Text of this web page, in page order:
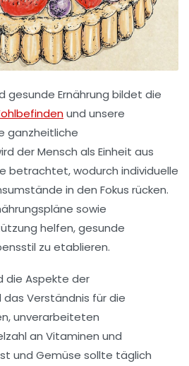
gesunde Ernährung bildet die
und unsere
ganzheitliche
der Mensch als Einheit aus
betrachtet, wodurch individuelle
in den Fokus rücken.
sowie
helfen, gesunde
zu etablieren.
die Aspekte der
das Verständnis für die
unverarbeiteten
an Vitaminen und
und Gemüse sollte täglich